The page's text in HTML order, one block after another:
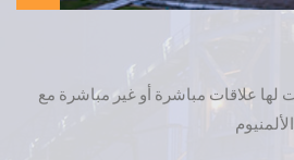
لها علاقات مباشرة أو غير مباشرة مع